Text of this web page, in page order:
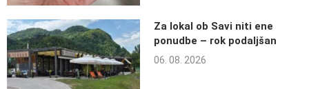
Za lokal ob Savi niti ene
ponudbe – rok podaljšan
06. 08. 2026